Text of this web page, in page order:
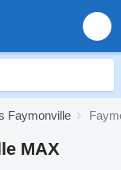
Faymonville
MAX